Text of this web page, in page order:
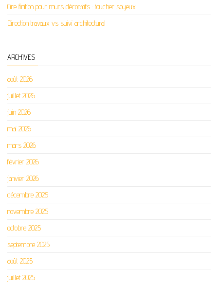
Cire finition pour murs décoratifs : toucher soyeux
Direction travaux vs suivi architectural
ARCHIVES
août 2026
juillet 2026
juin 2026
mai 2026
mars 2026
février 2026
janvier 2026
décembre 2025
novembre 2025
octobre 2025
septembre 2025
août 2025
juillet 2025